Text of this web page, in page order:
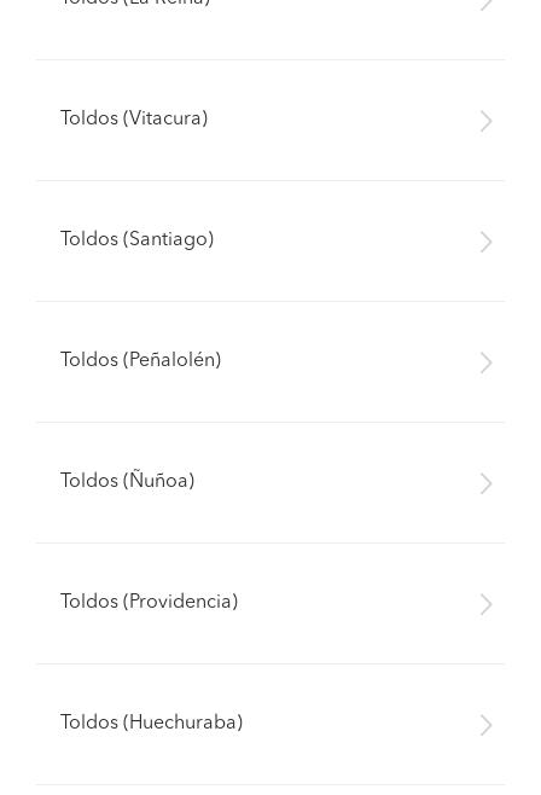
Toldos (Vitacura)
Toldos (Santiago)
Toldos (Peñalolén)
Toldos (Ñuñoa)
Toldos (Providencia)
Toldos (Huechuraba)